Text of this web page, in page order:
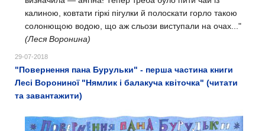
калиною, ковтати гіркі пігулки й полоскати горло такою
солонющою водою, що аж сльози виступали на очах..."
(Леся Воронина)
29-07-2018
"Повернення пана Бурульки" - перша частина книги
Лесі Ворониної "Нямлик і балакуча квіточка" (читати
та завантажити)